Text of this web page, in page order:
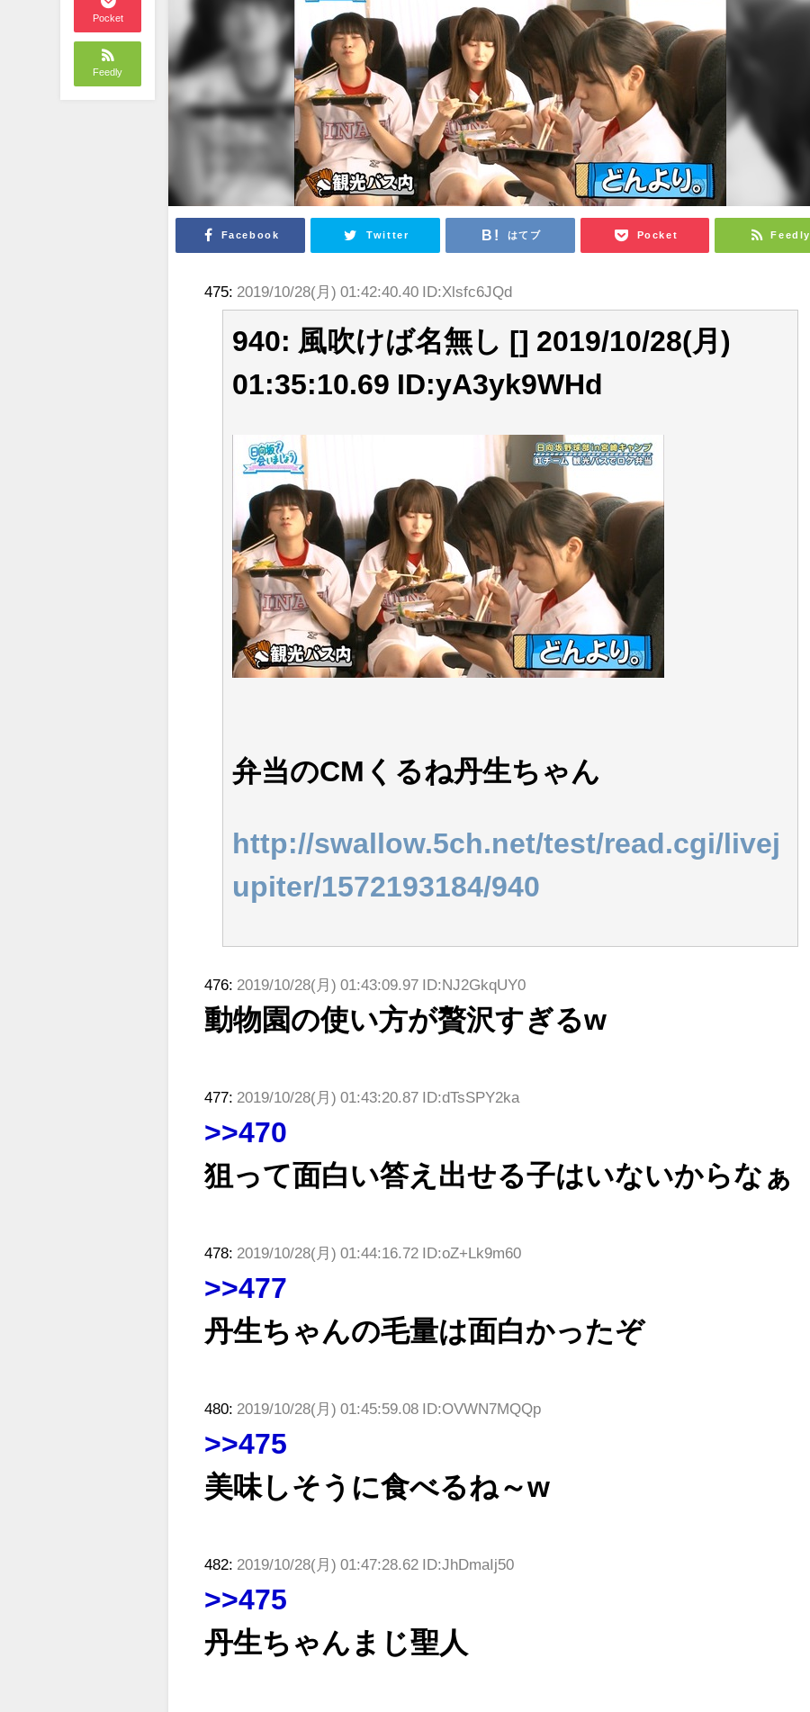
Pocket
Feedly
Facebook Twitter はてブ Pocket Feedly
475: 2019/10/28(月) 01:42:40.40 ID:Xlsfc6JQd
940: 風吹けば名無し [] 2019/10/28(月)
01:35:10.69 ID:yA3yk9WHd
弁当のCMくるね丹生ちゃん
http://swallow.5ch.net/test/read.cgi/livej
upiter/1572193184/940
476: 2019/10/28(月) 01:43:09.97 ID:NJ2GkqUY0
動物園の使い方が贅沢すぎるw
477: 2019/10/28(月) 01:43:20.87 ID:dTsSPY2ka
>>470
狙って面白い答え出せる子はいないからなぁ
478: 2019/10/28(月) 01:44:16.72 ID:oZ+Lk9m60
>>477
丹生ちゃんの毛量は面白かったぞ
480: 2019/10/28(月) 01:45:59.08 ID:OVWN7MQQp
>>475
美味しそうに食べるね～w
482: 2019/10/28(月) 01:47:28.62 ID:JhDmaIj50
>>475
丹生ちゃんまじ聖人